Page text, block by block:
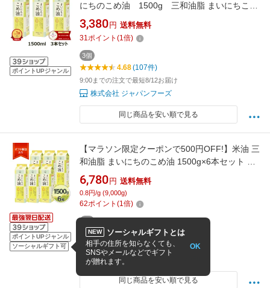
ポイントUPジャンル
にちのこめ油 1500g 三和油脂 まいにちこめ
油 米油
3,380 円 送料無料
31ポイント (1倍)
3個
4.68(107件)
9:00までの注文で最短8/12お届け
株式会社 ジャパンフーズ
同じ商品を安い順で見る
ポイントUPジャンル
ソーシャルギフト可
【マラソン限定クーポンで500円OFF!】米油 三
和油脂 まいにちのこめ油 1500g×6本セット 国
産 こめあぶら 食用油 栄養機能食品
6,780 円 送料無料
0.8円/g (9,000g)
62ポイント (1倍)
4.9(68件)
14:00までの注文で 最短8/10(翌日) お届け
ライフスタイル&生活雑貨のMoFu
同じ商品を安い順で見る
NEW ソーシャルギフトとは
相手の住所を知らなくても、
SNSやメールなどでギフト
が贈れます。
OK